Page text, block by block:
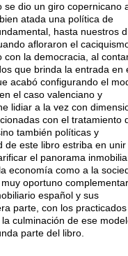
se dio un giro copernicano
atada una política de
hasta nuestros
afloraron el
la democracia, al
que brinda la entrada en
acabó configurando el
el caso valenciano y
lidiar a la vez con
con el tratamiento
también políticas y
de este libro estriba en unir
el panorama
economía como a la
oportuno
español y sus
parte, con los
culminación de ese
parte del libro.